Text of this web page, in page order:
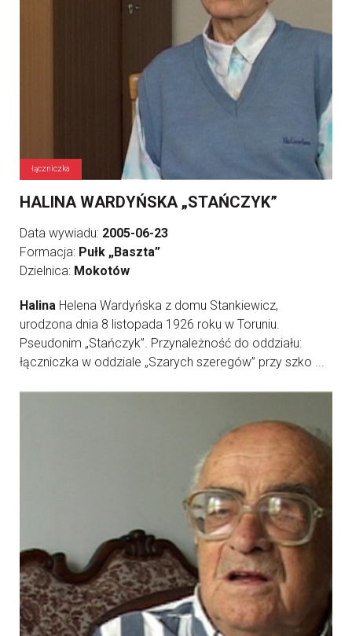
łączniczka
HALINA WARDYŃSKA „STAŃCZYK”
Data wywiadu: 2005-06-23
Formacja: Pułk „Baszta”
Dzielnica: Mokotów
Halina Helena Wardyńska z domu Stankiewicz,
urodzona dnia 8 listopada 1926 roku w Toruniu.
Pseudonim „Stańczyk”. Przynależność do oddziału:
łączniczka w oddziale „Szarych szeregów” przy szko ...